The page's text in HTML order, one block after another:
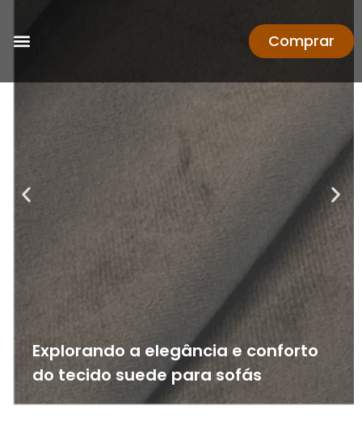
Comprar
Explorando a elegância e conforto
do tecido suede para sofás